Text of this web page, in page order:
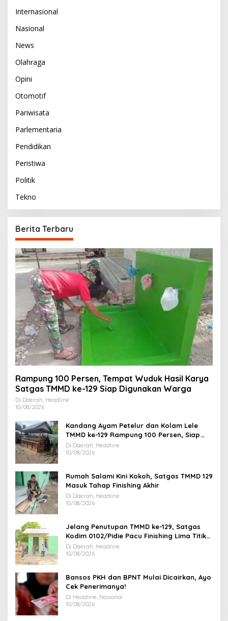
Internasional
Nasional
News
Olahraga
Opini
Otomotif
Pariwisata
Parlementaria
Pendidikan
Peristiwa
Politik
Tekno
Berita Terbaru
Rampung 100 Persen, Tempat Wuduk Hasil Karya
Satgas TMMD ke-129 Siap Digunakan Warga
Di Daerah, Headline
10/08/2026
Kandang Ayam Petelur dan Kolam Lele
TMMD ke-129 Rampung 100 Persen, Siap
Dukung Kemandirian Pangan Warga
Di Daerah, Headline
10/08/2026
Rumah Salami Kini Kokoh, Satgas TMMD 129
Masuk Tahap Finishing Akhir
Di Daerah, Headline
10/08/2026
Jelang Penutupan TMMD ke-129, Satgas
Kodim 0102/Pidie Pacu Finishing Lima Titik
MCK dan Sumur Bor
Di Daerah, Headline
10/08/2026
Bansos PKH dan BPNT Mulai Dicairkan, Ayo
Cek Penerimanya!
Di Headline, Nasional
10/08/2026